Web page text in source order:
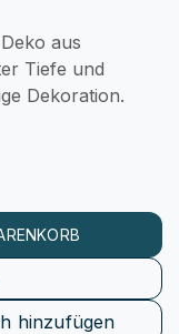
aus
Tiefe und
Dekoration.
hinzufügen